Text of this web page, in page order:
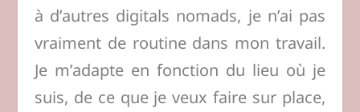
à d’autres digitals nomads, je n’ai pas
vraiment de routine dans mon travail.
Je m’adapte en fonction du lieu où je
suis, de ce que je veux faire sur place,